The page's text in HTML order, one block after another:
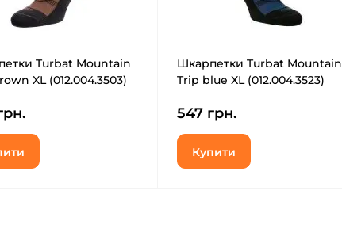
Turbat Mountain
XL (012.004.3503)
Шкарпетки Turbat Mountain
Trip blue XL (012.004.3523)
547 грн.
Купити